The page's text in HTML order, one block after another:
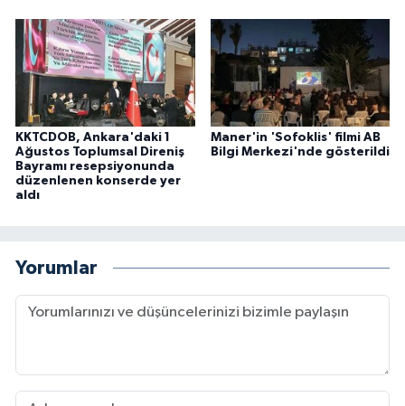
KKTCDOB, Ankara'daki 1
Ağustos Toplumsal Direniş
Bayramı resepsiyonunda
düzenlenen konserde yer
aldı
Maner'in 'Sofoklis' filmi AB
Bilgi Merkezi'nde gösterildi
Yorumlar